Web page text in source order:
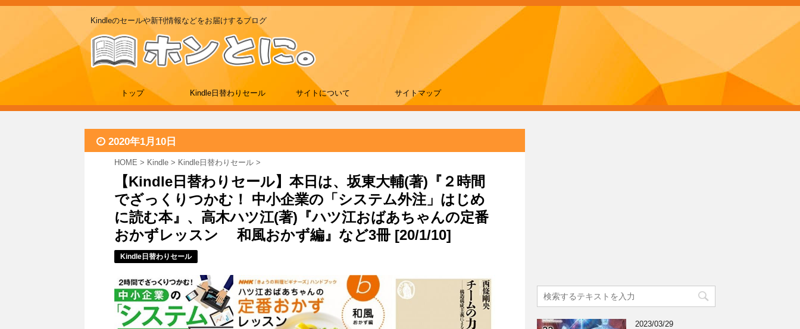
Kindleのセールや新刊情報などをお届けするブログ
トップ Kindle日替わりセール サイトについて サイトマップ
2020年1月10日
HOME > Kindle > Kindle日替わりセール >
【Kindle日替わりセール】本日は、坂東大輔(著)『２時間
でざっくりつかむ！ 中小企業の「システム外注」はじめ
に読む本』、高木ハツ江(著)『ハツ江おばあちゃんの定番
おかずレッスン 和風おかず編』など3冊 [20/1/10]
Kindle日替わりセール
2023/03/29